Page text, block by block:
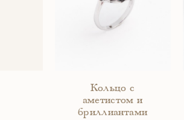
Кольцо с
аметистом и
бриллиантами